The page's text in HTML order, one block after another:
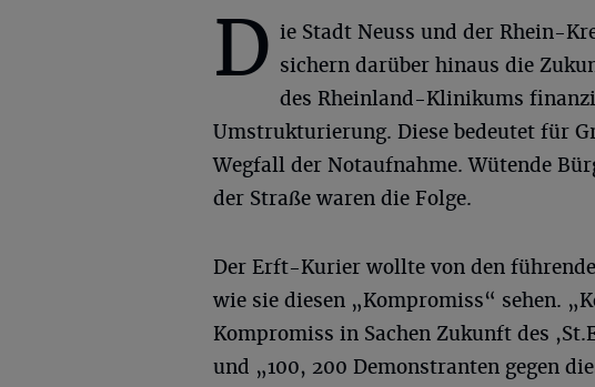
D ie Stadt Neuss und der Rhein-
sichern darüber hinaus die
des Rheinland-Klinikums
Umstrukturierung. Diese bedeutet für
Wegfall der Notaufnahme. Wütende
der Straße waren die Folge.
Der Erft-Kurier wollte von den
wie sie diesen „Kompromiss“ sehen.
Kompromiss in Sachen Zukunft des
und „100, 200 Demonstranten gegen